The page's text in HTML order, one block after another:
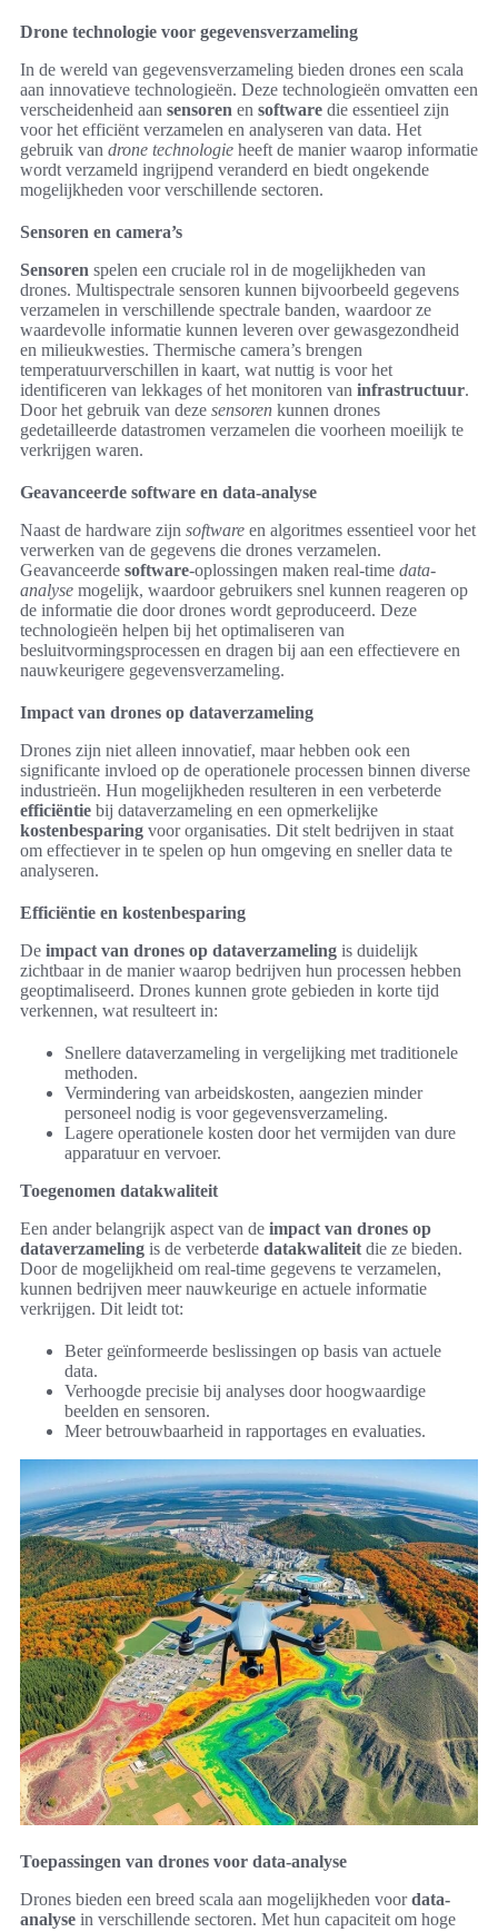
Drone technologie voor gegevensverzameling
In de wereld van gegevensverzameling bieden drones een scala
aan innovatieve technologieën. Deze technologieën omvatten een
verscheidenheid aan sensoren en software die essentieel zijn
voor het efficiënt verzamelen en analyseren van data. Het
gebruik van drone technologie heeft de manier waarop informatie
wordt verzameld ingrijpend veranderd en biedt ongekende
mogelijkheden voor verschillende sectoren.
Sensoren en camera’s
Sensoren spelen een cruciale rol in de mogelijkheden van
drones. Multispectrale sensoren kunnen bijvoorbeeld gegevens
verzamelen in verschillende spectrale banden, waardoor ze
waardevolle informatie kunnen leveren over gewasgezondheid
en milieukwesties. Thermische camera’s brengen
temperatuurverschillen in kaart, wat nuttig is voor het
identificeren van lekkages of het monitoren van infrastructuur.
Door het gebruik van deze sensoren kunnen drones
gedetailleerde datastromen verzamelen die voorheen moeilijk te
verkrijgen waren.
Geavanceerde software en data-analyse
Naast de hardware zijn software en algoritmes essentieel voor het
verwerken van de gegevens die drones verzamelen.
Geavanceerde software-oplossingen maken real-time data-
analyse mogelijk, waardoor gebruikers snel kunnen reageren op
de informatie die door drones wordt geproduceerd. Deze
technologieën helpen bij het optimaliseren van
besluitvormingsprocessen en dragen bij aan een effectievere en
nauwkeurigere gegevensverzameling.
Impact van drones op dataverzameling
Drones zijn niet alleen innovatief, maar hebben ook een
significante invloed op de operationele processen binnen diverse
industrieën. Hun mogelijkheden resulteren in een verbeterde
efficiëntie bij dataverzameling en een opmerkelijke
kostenbesparing voor organisaties. Dit stelt bedrijven in staat
om effectiever in te spelen op hun omgeving en sneller data te
analyseren.
Efficiëntie en kostenbesparing
De impact van drones op dataverzameling is duidelijk
zichtbaar in de manier waarop bedrijven hun processen hebben
geoptimaliseerd. Drones kunnen grote gebieden in korte tijd
verkennen, wat resulteert in:
Snellere dataverzameling in vergelijking met traditionele
methoden.
Vermindering van arbeidskosten, aangezien minder
personeel nodig is voor gegevensverzameling.
Lagere operationele kosten door het vermijden van dure
apparatuur en vervoer.
Toegenomen datakwaliteit
Een ander belangrijk aspect van de impact van drones op
dataverzameling is de verbeterde datakwaliteit die ze bieden.
Door de mogelijkheid om real-time gegevens te verzamelen,
kunnen bedrijven meer nauwkeurige en actuele informatie
verkrijgen. Dit leidt tot:
Beter geïnformeerde beslissingen op basis van actuele
data.
Verhoogde precisie bij analyses door hoogwaardige
beelden en sensoren.
Meer betrouwbaarheid in rapportages en evaluaties.
Toepassingen van drones voor data-analyse
Drones bieden een breed scala aan mogelijkheden voordata-
analyse in verschillende sectoren. Met hun capaciteit om hoge